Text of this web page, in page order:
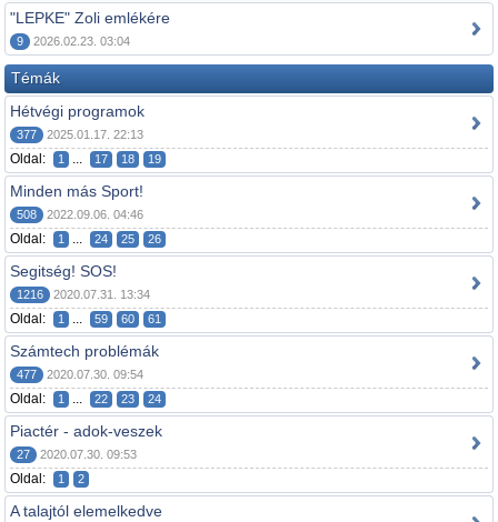
"LEPKE" Zoli emlékére
9 2026.02.23. 03:04
Témák
Hétvégi programok
377 2025.01.17. 22:13
Oldal: 1 ... 17 18 19
Minden más Sport!
508 2022.09.06. 04:46
Oldal: 1 ... 24 25 26
Segitség! SOS!
1216 2020.07.31. 13:34
Oldal: 1 ... 59 60 61
Számtech problémák
477 2020.07.30. 09:54
Oldal: 1 ... 22 23 24
Piactér - adok-veszek
27 2020.07.30. 09:53
Oldal: 1 2
A talajtól elemelkedve